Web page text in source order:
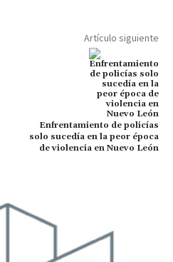
Artículo siguiente
Enfrentamiento de policías
solo sucedía en la peor época
de violencia en Nuevo León